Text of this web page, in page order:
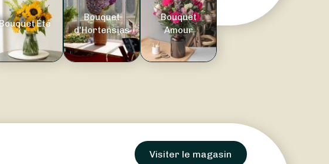
Été
Bouquet
d'Hortensias
Bouquet
Amour
Visiter le magasin